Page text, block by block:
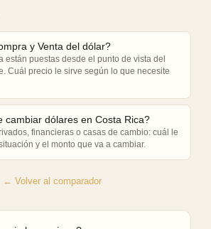
y Venta del dólar?
están puestas desde el punto de vista del
Cuál precio le sirve según lo que necesite
cambiar dólares en Costa Rica?
financieras o casas de cambio: cuál le
y el monto que va a cambiar.
← Volver al comparador